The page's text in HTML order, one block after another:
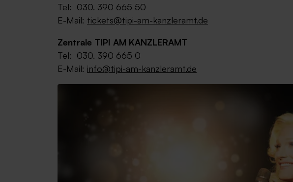
Tel: 030. 390 665 50
E-Mail: tickets@tipi-am-kanzleramt.de
Zentrale TIPI AM KANZLERAMT
Tel: 030. 390 665 0
E-Mail: info@tipi-am-kanzleramt.de